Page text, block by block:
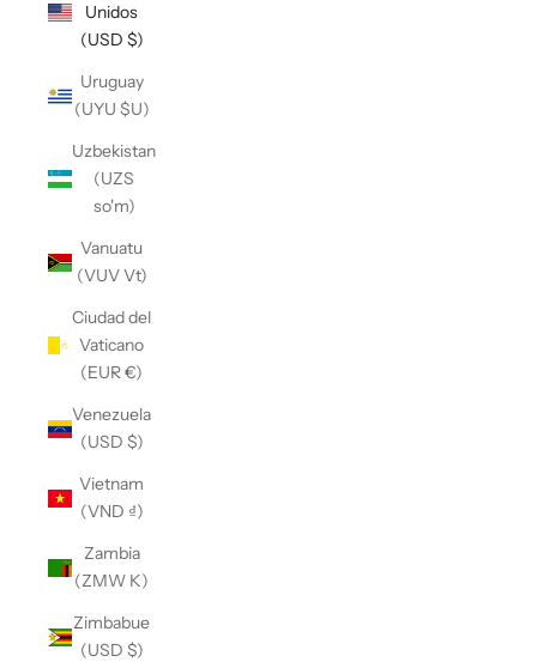
Unidos
(USD $)
Uruguay
(UYU $U)
Uzbekistan
(UZS
so'm)
Vanuatu
(VUV Vt)
Ciudad del
Vaticano
(EUR €)
Venezuela
(USD $)
Vietnam
(VND ₫)
Zambia
(ZMW K)
Zimbabue
(USD $)